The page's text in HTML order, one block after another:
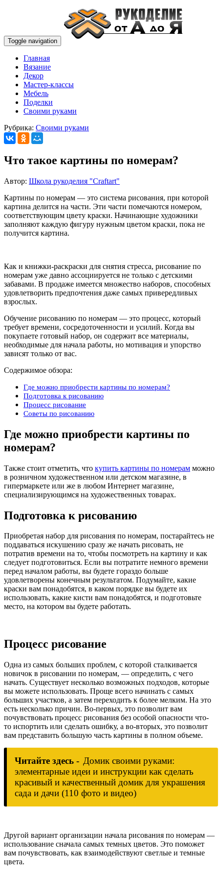
Toggle navigation
Главная
Вязание
Декор
Мастер-классы
Мебель
Поделки
Своими руками
Рубрика: Своими руками
Что такое картины по номерам?
Автор: Школа рукоделия "Craftart"
Картины по номерам — это система рисования, при которой
картина делится на части. Эти части помечаются номером,
соответствующим цвету краски. Начинающие художники
заполняют каждую фигуру нужным цветом краски, пока не
получится картина.
Как и книжки-раскраски для снятия стресса, рисование по
номерам уже давно ассоциируется не только с детскими
забавами. В продаже имеется множество наборов, способных
удовлетворить предпочтения даже самых привередливых
взрослых.
Обучение рисованию по номерам — это процесс, который
требует времени, сосредоточенности и усилий. Когда вы
покупаете готовый набор, он содержит все материалы,
необходимые для начала работы, но мотивация и упорство
зависят только от вас.
Содержимое обзора:
Где можно приобрести картины по номерам?
Подготовка к рисованию
Процесс рисование
Советы по рисованию
Где можно приобрести картины по
номерам?
Также стоит отметить, что купить картины по номерам можно
в розничном художественном или детском магазине, в
гипермаркете или же в любом Интернет магазине,
специализирующимся на художественных товарах.
Подготовка к рисованию
Приобретая набор для рисования по номерам, постарайтесь не
поддаваться искушению сразу же начать рисовать, не
потратив времени на то, чтобы посмотреть на картину и как
следует подготовиться. Если вы потратите немного времени
перед началом работы, вы будете гораздо больше
удовлетворены конечным результатом. Подумайте, какие
краски вам понадобятся, в каком порядке вы будете их
использовать, какие кисти вам понадобятся, и подготовьте
место, на котором вы будете работать.
Процесс рисование
Одна из самых больших проблем, с которой сталкивается
новичок в рисовании по номерам, — определить, с чего
начать. Существует несколько возможных подходов, которые
вы можете использовать. Проще всего начинать с самых
больших участков, а затем переходить к более мелким. На это
есть несколько причин. Во-первых, это позволит вам
почувствовать процесс рисования без особой опасности что-
то испортить или сделать ошибку, а во-вторых, это позволит
вам представить большую часть картины в полном объеме.
Читайте здесь - Домик своими руками:
элементарные идеи и инструкции как сделать
красивый и качественный домик для украшения
сада и дачи (110 фото и видео)
Другой вариант организации начала рисования по номерам —
использование сначала самых темных цветов. Это поможет
вам почувствовать, как взаимодействуют светлые и темные
цвета.